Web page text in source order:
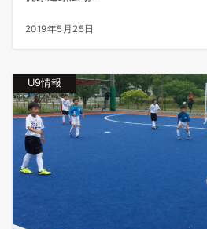
2019年5月25日
U9情報